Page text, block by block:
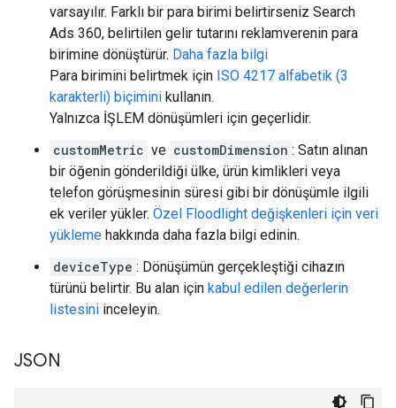
varsayılır. Farklı bir para birimi belirtirseniz Search
Ads 360, belirtilen gelir tutarını reklamverenin para
birimine dönüştürür. Daha fazla bilgi
Para birimini belirtmek için ISO 4217 alfabetik (3
karakterli) biçimini kullanın.
Yalnızca İŞLEM dönüşümleri için geçerlidir.
customMetric ve customDimension : Satın alınan
bir öğenin gönderildiği ülke, ürün kimlikleri veya
telefon görüşmesinin süresi gibi bir dönüşümle ilgili
ek veriler yükler. Özel Floodlight değişkenleri için veri
yükleme hakkında daha fazla bilgi edinin.
deviceType : Dönüşümün gerçekleştiği cihazın
türünü belirtir. Bu alan için kabul edilen değerlerin
listesini inceleyin.
JSON